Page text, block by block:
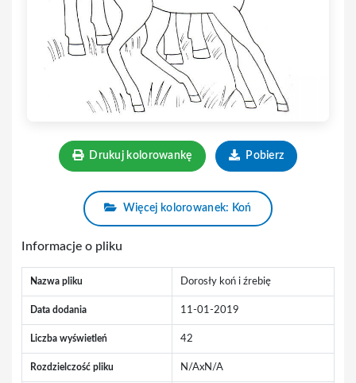
Drukuj kolorowankę Pobierz
Więcej kolorowanek: Koń
Informacje o pliku
Nazwa pliku Dorosły koń i źrebię
Data dodania 11-01-2019
Liczba wyświetleń 42
Rozdzielczość pliku N/AxN/A